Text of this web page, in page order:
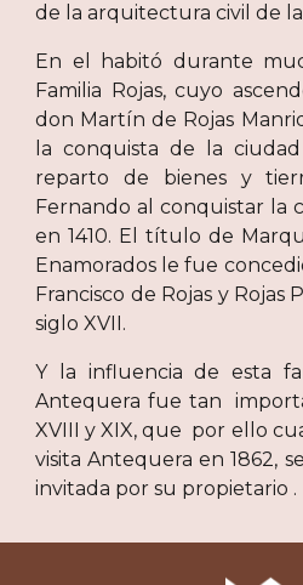
de la arquitectura civil de
En el habitó durante
Familia Rojas, cuyo
don Martín de Rojas
la conquista de la
reparto de bienes y
Fernando al conquistar la
en 1410. El título de
Enamorados le fue
Francisco de Rojas y Rojas
siglo XVII.
Y la influencia de esta
Antequera fue tan
XVIII y XIX, que por ello
visita Antequera en 1862,
invitada por su propietario .